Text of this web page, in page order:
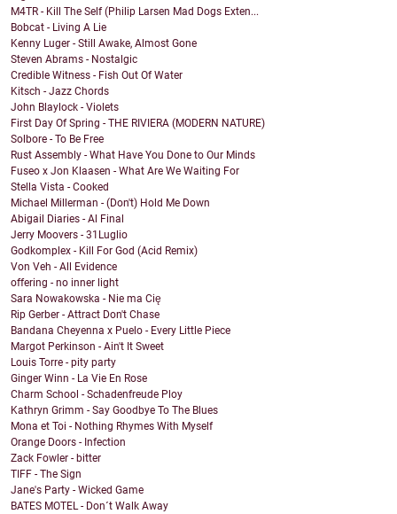
M4TR - Kill The Self (Philip Larsen Mad Dogs Exten...
Bobcat - Living A Lie
Kenny Luger - Still Awake, Almost Gone
Steven Abrams - Nostalgic
Credible Witness - Fish Out Of Water
Kitsch - Jazz Chords
John Blaylock - Violets
First Day Of Spring - THE RIVIERA (MODERN NATURE)
Solbore - To Be Free
Rust Assembly - What Have You Done to Our Minds
Fuseo x Jon Klaasen - What Are We Waiting For
Stella Vista - Cooked
Michael Millerman - (Don't) Hold Me Down
Abigail Diaries - Al Final
Jerry Moovers - 31Luglio
Godkomplex - Kill For God (Acid Remix)
Von Veh - All Evidence
offering - no inner light
Sara Nowakowska - Nie ma Cię
Rip Gerber - Attract Don't Chase
Bandana Cheyenna x Puelo - Every Little Piece
Margot Perkinson - Ain't It Sweet
Louis Torre - pity party
Ginger Winn - La Vie En Rose
Charm School - Schadenfreude Ploy
Kathryn Grimm - Say Goodbye To The Blues
Mona et Toi - Nothing Rhymes With Myself
Orange Doors - Infection
Zack Fowler - bitter
TIFF - The Sign
Jane's Party - Wicked Game
BATES MOTEL - Don´t Walk Away